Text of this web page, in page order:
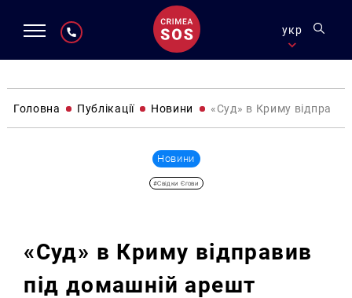
укр
Головна Публікації Новини «Суд» в Криму
Новини
#Свідки Єгови
«Суд» в Криму відправив
під домашній арешт